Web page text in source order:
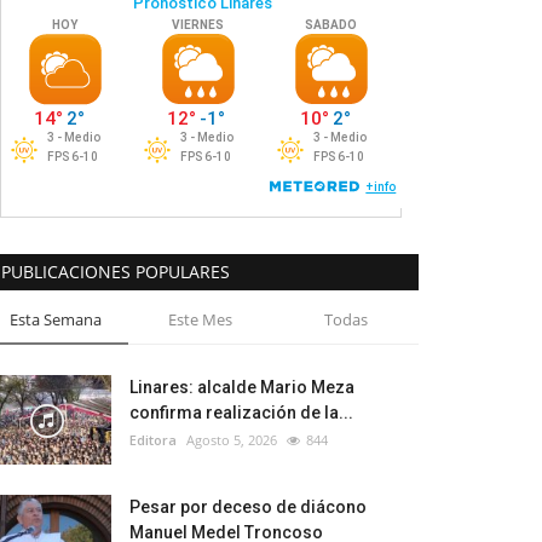
PUBLICACIONES POPULARES
Esta Semana Este Mes Todas
Linares: alcalde Mario Meza
confirma realización de la...
Editora Agosto 5, 2026 844
Pesar por deceso de diácono
Manuel Medel Troncoso